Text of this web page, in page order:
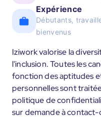
Expérience
Débutants,
bienvenus
Iziwork valorise la
l'inclusion. Toutes les
fonction des aptitudes
personnelles sont
politique de
sur demande à contact-